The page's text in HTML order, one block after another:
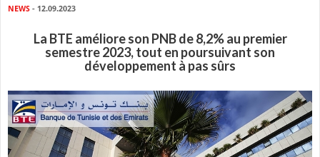
NEWS - 12.09.2023
La BTE améliore son PNB de 8,2% au premier
semestre 2023, tout en poursuivant son
développement à pas sûrs